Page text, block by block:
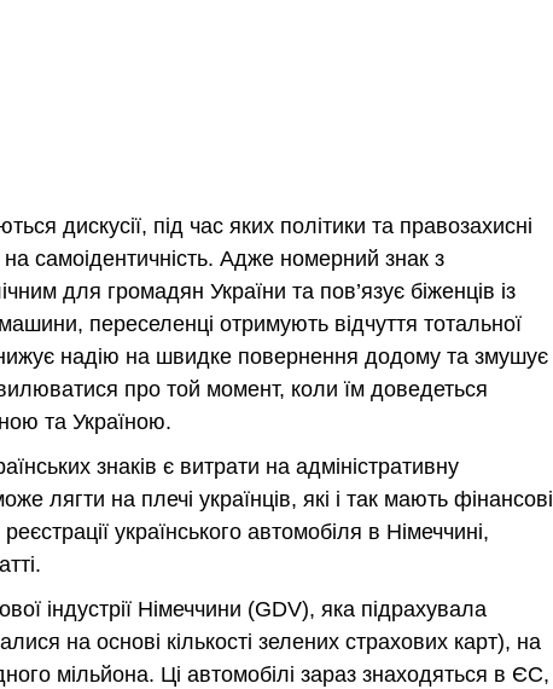
дискусії, під час яких політики та правозахисні
на самоідентичність. Адже номерний знак з
для громадян України та пов’язує біженців із
переселенці отримують відчуття тотальної
надію на швидке повернення додому та змушує
про той момент, коли їм доведеться
та Україною.
знаків є витрати на адміністративну
лягти на плечі українців, які і так мають фінансові
українського автомобіля в Німеччині,
індустрії Німеччини (GDV), яка підрахувала
на основі кількості зелених страхових карт), на
мільйона. Ці автомобілі зараз знаходяться в ЄС,